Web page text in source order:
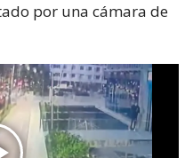
por una cámara de